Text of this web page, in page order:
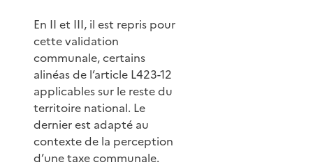
En II et III, il est repris pour
cette validation
communale, certains
alinéas de l’article L423-12
applicables sur le reste du
territoire national. Le
dernier est adapté au
contexte de la perception
d’une taxe communale.